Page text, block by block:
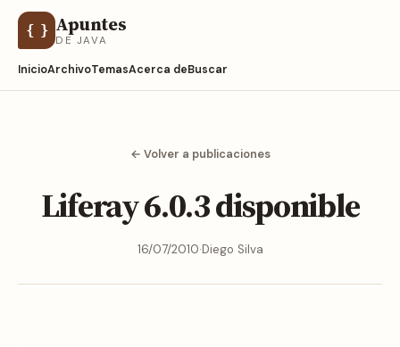
{ } Apuntes
DE JAVA
InicioArchivoTemasAcerca deBuscar
← Volver a publicaciones
Liferay 6.0.3 disponible
16/07/2010·Diego Silva